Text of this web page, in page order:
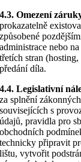
4.3. Omezení
prokazatelně
způsobené
administrace nebo
třetích stran
předání díla.
4.4. Legislativní
za splnění
souvisejících s
údajů, pravidla pro
obchodních
technicky připravit
lištu, vytvořit